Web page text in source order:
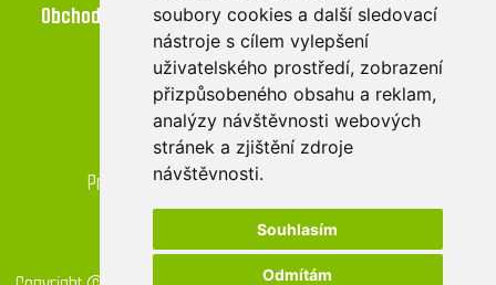
soubory cookies a další sledovací
nástroje s cílem vylepšení
uživatelského prostředí, zobrazení
přizpůsobeného obsahu a reklam,
analýzy návštěvnosti webových
stránek a zjištění zdroje
návštěvnosti.
Souhlasím
Odmítám
Obchod
Kontakt
LU-MI servis s.r.o.
Průmyslová 455/17, 568 02 Svitavy - Lačnov